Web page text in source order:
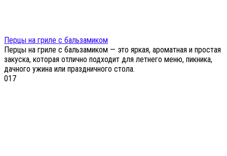
Перцы на гриле с бальзамиком
Перцы на гриле с бальзамиком — это яркая, ароматная и простая
закуска, которая отлично подходит для летнего меню, пикника,
дачного ужина или праздничного стола.
017